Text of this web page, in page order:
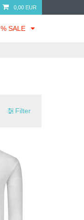
0,00 EUR
% SALE
Filter